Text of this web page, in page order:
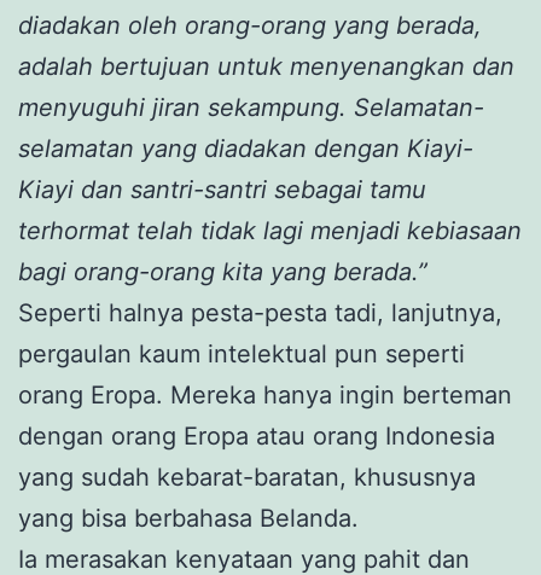
diadakan oleh orang-orang yang berada,
adalah bertujuan untuk menyenangkan dan
menyuguhi jiran sekampung. Selamatan-
selamatan yang diadakan dengan Kiayi-
Kiayi dan santri-santri sebagai tamu
terhormat telah tidak lagi menjadi kebiasaan
bagi orang-orang kita yang berada.”
Seperti halnya pesta-pesta tadi, lanjutnya,
pergaulan kaum intelektual pun seperti
orang Eropa. Mereka hanya ingin berteman
dengan orang Eropa atau orang Indonesia
yang sudah kebarat-baratan, khususnya
yang bisa berbahasa Belanda.
Ia merasakan kenyataan yang pahit dan